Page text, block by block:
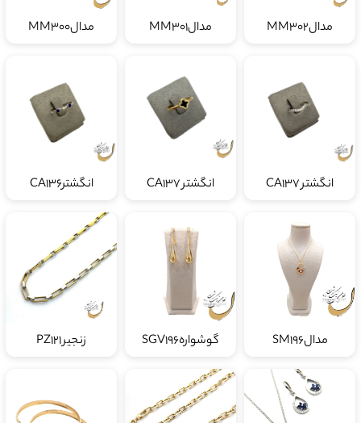
مدالMM302 مدالMM301 مدالMM300
انگشتر CA137 انگشتر CA137 انگشترCA136
مدالSM196 گوشوارهSGV196 زنجیر PZ121